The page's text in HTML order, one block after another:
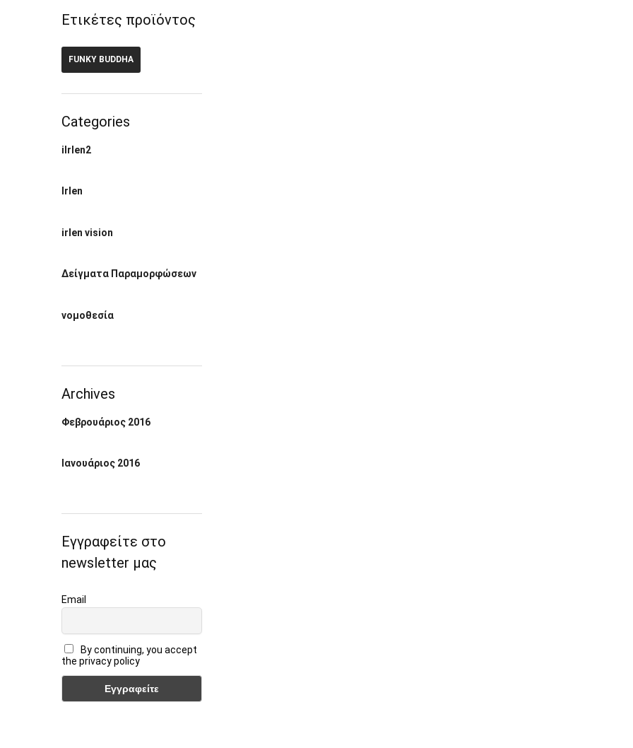
Ετικέτες προϊόντος
FUNKY BUDDHA
Categories
ilrlen2
Irlen
irlen vision
Δείγματα Παραμορφώσεων
νομοθεσία
Archives
Φεβρουάριος 2016
Ιανουάριος 2016
Εγγραφείτε στο
newsletter μας
Email
By continuing, you accept
the privacy policy